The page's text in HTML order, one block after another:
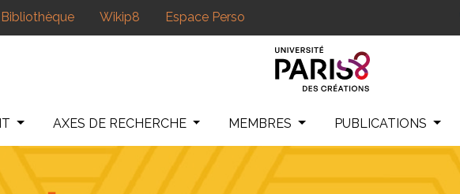
Bibliothèque Wikip8 Espace Perso
AXES DE RECHERCHE MEMBRES PUBLICATIONS